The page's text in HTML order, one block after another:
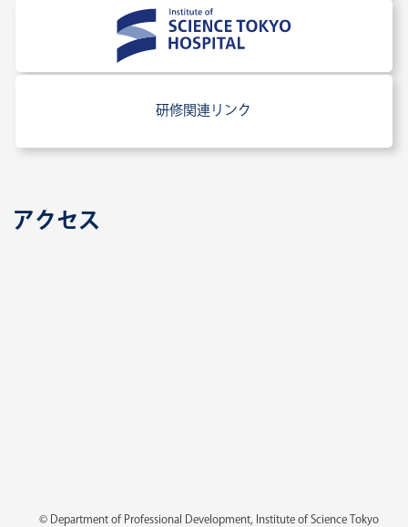
2025年度採用選考試験Web申請受付開始しま
→終了しました
臨床研修ガイド2025をアップしました。
2024.06.12
研修関連リンク
アクセス
© Department of Professional Development, Institute of Science Tokyo